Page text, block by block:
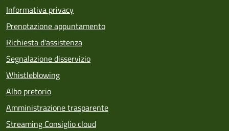
Informativa privacy
Prenotazione appuntamento
Richiesta d'assistenza
Segnalazione disservizio
Whistleblowing
Albo pretorio
Amministrazione trasparente
Streaming Consiglio cloud